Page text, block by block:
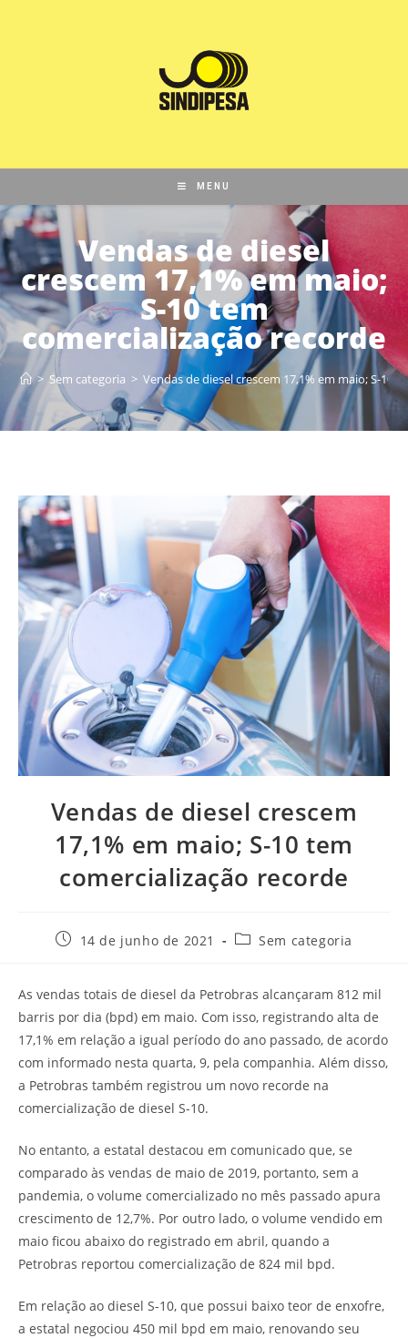
MENU
Vendas de diesel
crescem 17,1% em maio;
S-10 tem
comercialização recorde
> Sem categoria > Vendas de diesel crescem 17,1% em maio; S-10
Vendas de diesel crescem
17,1% em maio; S-10 tem
comercialização recorde
14 de junho de 2021 Sem categoria
As vendas totais de diesel da Petrobras alcançaram 812 mil
barris por dia (bpd) em maio. Com isso, registrando alta de
17,1% em relação a igual período do ano passado, de acordo
com informado nesta quarta, 9, pela companhia. Além disso,
a Petrobras também registrou um novo recorde na
comercialização de diesel S-10.
No entanto, a estatal destacou em comunicado que, se
comparado às vendas de maio de 2019, portanto, sem a
pandemia, o volume comercializado no mês passado apura
crescimento de 12,7%. Por outro lado, o volume vendido em
maio ficou abaixo do registrado em abril, quando a
Petrobras reportou comercialização de 824 mil bpd.
Em relação ao diesel S-10, que possui baixo teor de enxofre,
a estatal negociou 450 mil bpd em maio, renovando seu